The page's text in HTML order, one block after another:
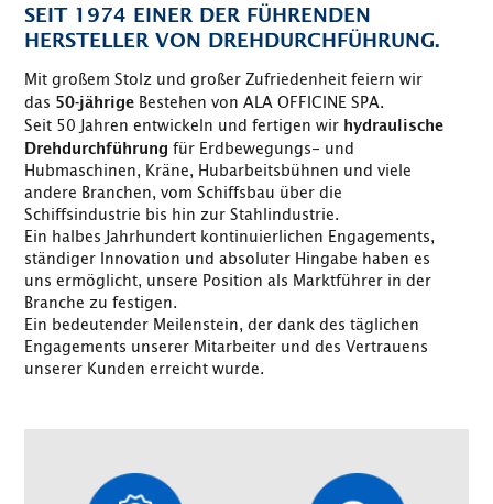
SEIT 1974 EINER DER FÜHRENDEN
HERSTELLER VON DREHDURCHFÜHRUNG.
Mit großem Stolz und großer Zufriedenheit feiern wir
das 50-jährige Bestehen von ALA OFFICINE SPA.
Seit 50 Jahren entwickeln und fertigen wir hydraulische
Drehdurchführung für Erdbewegungs- und
Hubmaschinen, Kräne, Hubarbeitsbühnen und viele
andere Branchen, vom Schiffsbau über die
Schiffsindustrie bis hin zur Stahlindustrie.
Ein halbes Jahrhundert kontinuierlichen Engagements,
ständiger Innovation und absoluter Hingabe haben es
uns ermöglicht, unsere Position als Marktführer in der
Branche zu festigen.
Ein bedeutender Meilenstein, der dank des täglichen
Engagements unserer Mitarbeiter und des Vertrauens
unserer Kunden erreicht wurde.